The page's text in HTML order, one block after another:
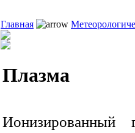
Главная
Плазма